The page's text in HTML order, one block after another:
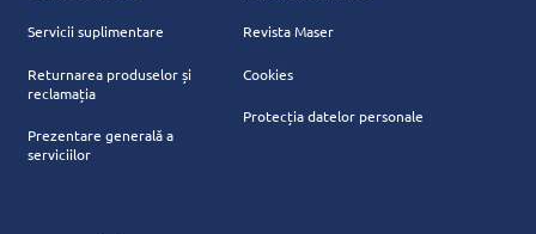
Servicii suplimentare
Returnarea produselor și
reclamația
Prezentare generală a
serviciilor
Revista Maser
Cookies
Protecția datelor personale